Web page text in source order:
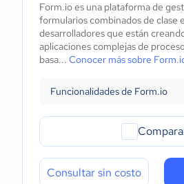
Form.io es una plataforma de
formularios combinados de clase
desarrolladores que están
aplicaciones complejas de
basa... Conocer más sobre
Funcionalidades de Form.io
Consultar sin costo